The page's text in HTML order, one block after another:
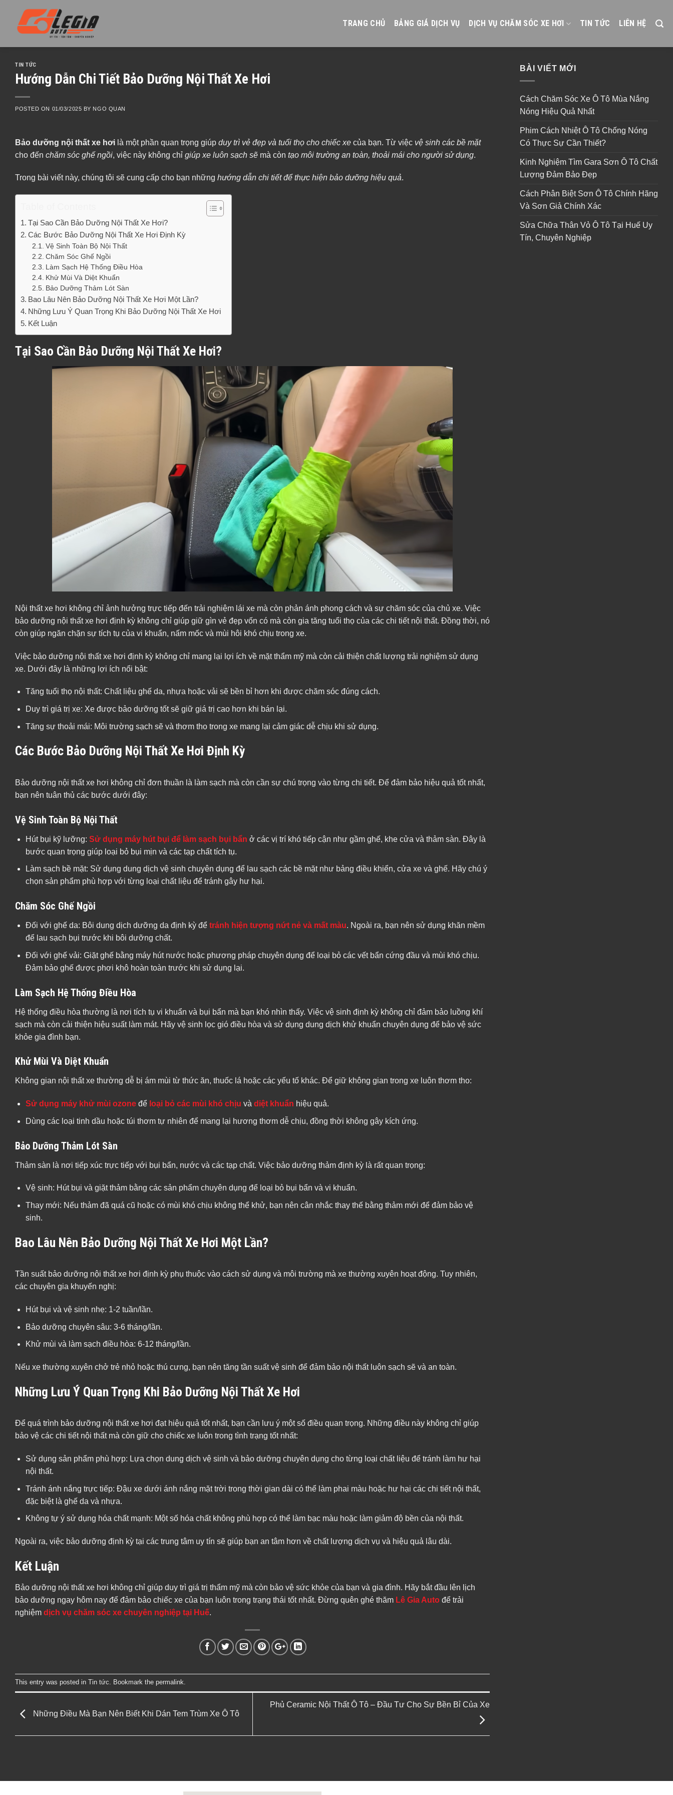
content
TRANG CHỦ BẢNG GIÁ DỊCH VỤ DỊCH VỤ CHĂM SÓC XE HƠI TIN TỨC LIÊN HỆ
TIN TỨC
Hướng Dẫn Chi Tiết Bảo Dưỡng Nội Thất Xe Hơi
POSTED ON 01/03/2025 BY NGO QUAN
Bảo dưỡng nội thất xe hơi là một phần quan trọng giúp duy trì vẻ đẹp và tuổi thọ cho chiếc xe của bạn. Từ việc vệ sinh các bề mặt
cho đến chăm sóc ghế ngồi, việc này không chỉ giúp xe luôn sạch sẽ mà còn tạo môi trường an toàn, thoải mái cho người sử dụng.
Trong bài viết này, chúng tôi sẽ cung cấp cho bạn những hướng dẫn chi tiết để thực hiện bảo dưỡng hiệu quả.
Tại Sao Cần Bảo Dưỡng Nội Thất Xe Hơi?
Các Bước Bảo Dưỡng Nội Thất Xe Hơi Định Kỳ
Vệ Sinh Toàn Bộ Nội Thất
Chăm Sóc Ghế Ngồi
Làm Sạch Hệ Thống Điều Hòa
Khử Mùi Và Diệt Khuẩn
Bảo Dưỡng Thảm Lót Sàn
Bao Lâu Nên Bảo Dưỡng Nội Thất Xe Hơi Một Lần?
Những Lưu Ý Quan Trọng Khi Bảo Dưỡng Nội Thất Xe Hơi
Kết Luận
Tại Sao Cần Bảo Dưỡng Nội Thất Xe Hơi?
Nội thất xe hơi không chỉ ảnh hưởng trực tiếp đến trải nghiệm lái xe mà còn phản ánh phong cách và sự chăm sóc của chủ xe. Việc
bảo dưỡng nội thất xe hơi định kỳ không chỉ giúp giữ gìn vẻ đẹp vốn có mà còn gia tăng tuổi thọ của các chi tiết nội thất. Đồng thời, nó
còn giúp ngăn chặn sự tích tụ của vi khuẩn, nấm mốc và mùi hôi khó chịu trong xe.
Việc bảo dưỡng nội thất xe hơi định kỳ không chỉ mang lại lợi ích về mặt thẩm mỹ mà còn cải thiện chất lượng trải nghiệm sử dụng
xe. Dưới đây là những lợi ích nổi bật:
Tăng tuổi thọ nội thất: Chất liệu ghế da, nhựa hoặc vải sẽ bền bỉ hơn khi được chăm sóc đúng cách.
Duy trì giá trị xe: Xe được bảo dưỡng tốt sẽ giữ giá trị cao hơn khi bán lại.
Tăng sự thoải mái: Môi trường sạch sẽ và thơm tho trong xe mang lại cảm giác dễ chịu khi sử dụng.
Các Bước Bảo Dưỡng Nội Thất Xe Hơi Định Kỳ
Bảo dưỡng nội thất xe hơi không chỉ đơn thuần là làm sạch mà còn cần sự chú trọng vào từng chi tiết. Để đảm bảo hiệu quả tốt nhất,
bạn nên tuân thủ các bước dưới đây:
Vệ Sinh Toàn Bộ Nội Thất
Hút bụi kỹ lưỡng: Sử dụng máy hút bụi để làm sạch bụi bẩn ở các vị trí khó tiếp cận như gầm ghế, khe cửa và thảm sàn. Đây là
bước quan trọng giúp loại bỏ bụi mịn và các tạp chất tích tụ.
Làm sạch bề mặt: Sử dụng dung dịch vệ sinh chuyên dụng để lau sạch các bề mặt như bảng điều khiển, cửa xe và ghế. Hãy chú ý
chọn sản phẩm phù hợp với từng loại chất liệu để tránh gây hư hại.
Chăm Sóc Ghế Ngồi
Đối với ghế da: Bôi dung dịch dưỡng da định kỳ để tránh hiện tượng nứt nẻ và mất màu. Ngoài ra, bạn nên sử dụng khăn mềm
để lau sạch bụi trước khi bôi dưỡng chất.
Đối với ghế vải: Giặt ghế bằng máy hút nước hoặc phương pháp chuyên dụng để loại bỏ các vết bẩn cứng đầu và mùi khó chịu.
Đảm bảo ghế được phơi khô hoàn toàn trước khi sử dụng lại.
Làm Sạch Hệ Thống Điều Hòa
Hệ thống điều hòa thường là nơi tích tụ vi khuẩn và bụi bẩn mà bạn khó nhìn thấy. Việc vệ sinh định kỳ không chỉ đảm bảo luồng khí
sạch mà còn cải thiện hiệu suất làm mát. Hãy vệ sinh lọc gió điều hòa và sử dụng dung dịch khử khuẩn chuyên dụng để bảo vệ sức
khỏe gia đình bạn.
Khử Mùi Và Diệt Khuẩn
Không gian nội thất xe thường dễ bị ám mùi từ thức ăn, thuốc lá hoặc các yếu tố khác. Để giữ không gian trong xe luôn thơm tho:
Sử dụng máy khử mùi ozoneđể loại bỏ các mùi khó chịu và diệt khuẩn hiệu quả.
Dùng các loại tinh dầu hoặc túi thơm tự nhiên để mang lại hương thơm dễ chịu, đồng thời không gây kích ứng.
Bảo Dưỡng Thảm Lót Sàn
Thảm sàn là nơi tiếp xúc trực tiếp với bụi bẩn, nước và các tạp chất. Việc bảo dưỡng thảm định kỳ là rất quan trọng:
Vệ sinh: Hút bụi và giặt thảm bằng các sản phẩm chuyên dụng để loại bỏ bụi bẩn và vi khuẩn.
Thay mới: Nếu thảm đã quá cũ hoặc có mùi khó chịu không thể khử, bạn nên cân nhắc thay thế bằng thảm mới để đảm bảo vệ
sinh.
Bao Lâu Nên Bảo Dưỡng Nội Thất Xe Hơi Một Lần?
Tần suất bảo dưỡng nội thất xe hơi định kỳ phụ thuộc vào cách sử dụng và môi trường mà xe thường xuyên hoạt động. Tuy nhiên,
các chuyên gia khuyến nghị:
Hút bụi và vệ sinh nhẹ: 1-2 tuần/lần.
Bảo dưỡng chuyên sâu: 3-6 tháng/lần.
Khử mùi và làm sạch điều hòa: 6-12 tháng/lần.
Nếu xe thường xuyên chở trẻ nhỏ hoặc thú cưng, bạn nên tăng tần suất vệ sinh để đảm bảo nội thất luôn sạch sẽ và an toàn.
Những Lưu Ý Quan Trọng Khi Bảo Dưỡng Nội Thất Xe Hơi
Để quá trình bảo dưỡng nội thất xe hơi đạt hiệu quả tốt nhất, bạn cần lưu ý một số điều quan trọng. Những điều này không chỉ giúp
bảo vệ các chi tiết nội thất mà còn giữ cho chiếc xe luôn trong tình trạng tốt nhất:
Sử dụng sản phẩm phù hợp: Lựa chọn dung dịch vệ sinh và bảo dưỡng chuyên dụng cho từng loại chất liệu để tránh làm hư hại
nội thất.
Tránh ánh nắng trực tiếp: Đậu xe dưới ánh nắng mặt trời trong thời gian dài có thể làm phai màu hoặc hư hại các chi tiết nội thất,
đặc biệt là ghế da và nhựa.
Không tự ý sử dụng hóa chất mạnh: Một số hóa chất không phù hợp có thể làm bạc màu hoặc làm giảm độ bền của nội thất.
Ngoài ra, việc bảo dưỡng định kỳ tại các trung tâm uy tín sẽ giúp bạn an tâm hơn về chất lượng dịch vụ và hiệu quả lâu dài.
Kết Luận
Bảo dưỡng nội thất xe hơi không chỉ giúp duy trì giá trị thẩm mỹ mà còn bảo vệ sức khỏe của bạn và gia đình. Hãy bắt đầu lên lịch
bảo dưỡng ngay hôm nay để đảm bảo chiếc xe của bạn luôn trong trạng thái tốt nhất. Đừng quên ghé thăm Lê Gia Auto để trải
nghiệm dịch vụ chăm sóc xe chuyên nghiệp tại Huế.
This entry was posted in Tin tức. Bookmark the permalink.
Những Điều Mà Bạn Nên Biết Khi Dán Tem Trùm Xe Ô Tô
Phủ Ceramic Nội Thất Ô Tô – Đầu Tư Cho Sự Bền Bỉ Của Xe
BÀI VIẾT MỚI
Cách Chăm Sóc Xe Ô Tô Mùa Nắng
Nóng Hiệu Quả Nhất
Phim Cách Nhiệt Ô Tô Chống Nóng
Có Thực Sự Cần Thiết?
Kinh Nghiệm Tìm Gara Sơn Ô Tô Chất
Lượng Đảm Bảo Đẹp
Cách Phân Biệt Sơn Ô Tô Chính Hãng
Và Sơn Giả Chính Xác
Sửa Chữa Thân Vỏ Ô Tô Tại Huế Uy
Tín, Chuyên Nghiệp